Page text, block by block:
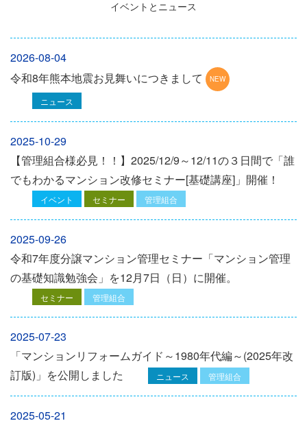
イベントとニュース
2026-08-04
令和8年熊本地震お見舞いにつきまして
ニュース
2025-10-29
【管理組合様必見！！】2025/12/9～12/11の３日間で「誰
でもわかるマンション改修セミナー[基礎講座]」開催！
イベント セミナー 管理組合
2025-09-26
令和7年度分譲マンション管理セミナー「マンション管理
の基礎知識勉強会」を12⽉7⽇（⽇）に開催。
セミナー 管理組合
2025-07-23
「マンションリフォームガイド～1980年代編～(2025年改
訂版)」を公開しました
ニュース 管理組合
2025-05-21